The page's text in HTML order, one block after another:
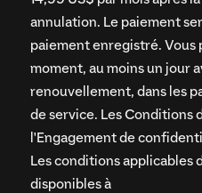
annulation. Le paiement
paiement enregistré. Vous
moment, au moins un jour
renouvellement, dans les
de service. Les Conditions
l'Engagement de
Les conditions applicables
disponibles à